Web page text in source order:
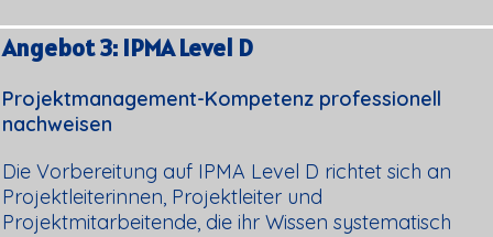
Angebot 3: IPMA Level D
Projektmanagement-Kompetenz professionell
nachweisen
Die Vorbereitung auf IPMA Level D richtet sich an
Projektleiterinnen, Projektleiter und
Projektmitarbeitende, die ihr Wissen systematisch